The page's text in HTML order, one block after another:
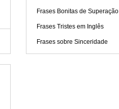
Frases Bonitas de Superação
Frases Tristes em Inglês
Frases sobre Sinceridade